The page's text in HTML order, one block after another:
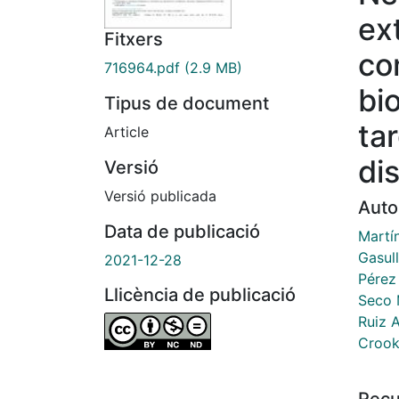
Fitxers
716964.pdf (2.9 MB)
Tipus de document
Article
Versió
Versió publicada
Data de publicació
2021-12-28
Llicència de publicació
Seco
Ruiz